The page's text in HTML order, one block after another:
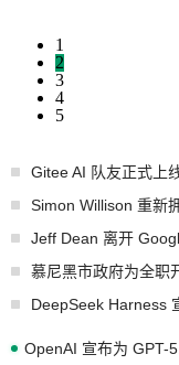
1
2
3
4
5
Gitee AI 队友正式上
Simon Willison 重新
Jeff Dean 离开
慕尼黑市政府为全职
OpenAI 宣布为 GPT-